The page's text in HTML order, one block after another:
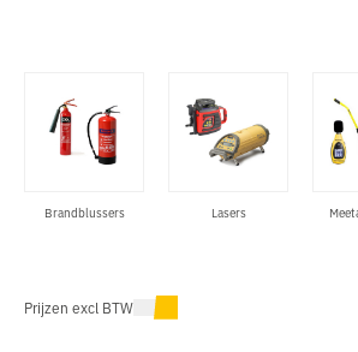
Brandblussers Lasers
Prijzen excl BTW